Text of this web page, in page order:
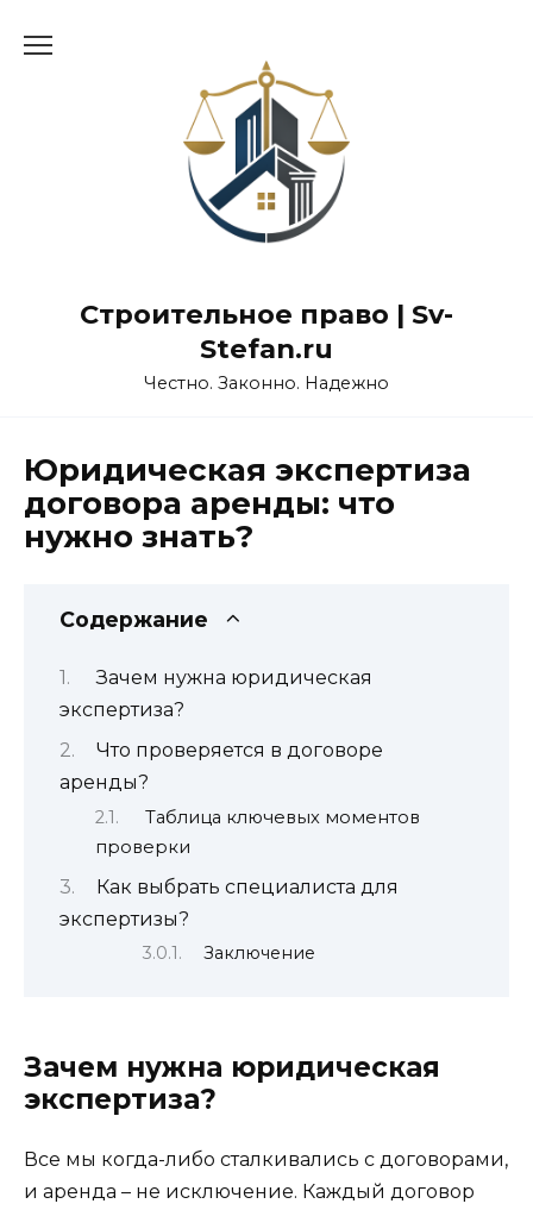
Строительное право | Sv-
Stefan.ru
Честно. Законно. Надежно
Юридическая экспертиза
договора аренды: что
нужно знать?
Содержание
Зачем нужна юридическая
экспертиза?
Что проверяется в договоре
аренды?
Таблица ключевых моментов
проверки
Как выбрать специалиста для
экспертизы?
Заключение
Зачем нужна юридическая
экспертиза?
Все мы когда-либо сталкивались с договорами,
и аренда – не исключение. Каждый договор